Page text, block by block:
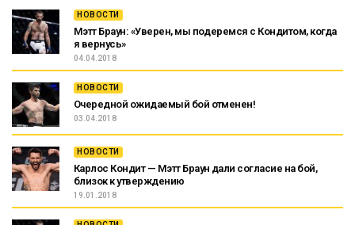
НОВОСТИ
Мэтт Браун: «Уверен, мы подеремся с Кондитом, когда
я вернусь»
04.04.2018
НОВОСТИ
Очередной ожидаемый бой отменен!
03.04.2018
НОВОСТИ
Карлос Кондит — Мэтт Браун дали согласие на бой,
близок к утверждению
19.01.2018